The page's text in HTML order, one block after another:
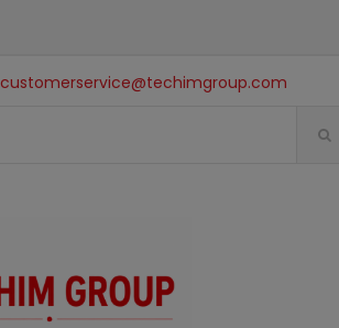
customerservice@techimgroup.com